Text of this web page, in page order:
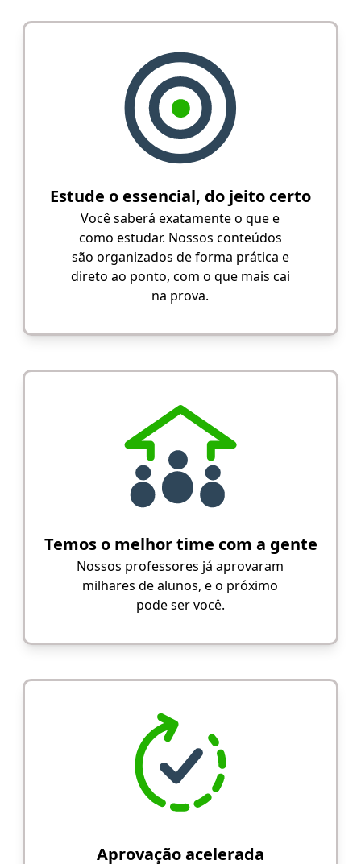
Estude o essencial, do jeito certo
Você saberá exatamente o que e
como estudar. Nossos conteúdos
são organizados de forma prática e
direto ao ponto, com o que mais cai
na prova.
Temos o melhor time com a gente
Nossos professores já aprovaram
milhares de alunos, e o próximo
pode ser você.
Aprovação acelerada